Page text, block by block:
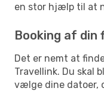
en stor hjælp til at
Booking af
Det er nemt at
Travellink. Du skal
vælge dine datoer,